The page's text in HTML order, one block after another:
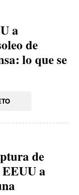
a
de
lo que se
de
a